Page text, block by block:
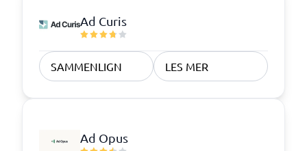
Ad Curis
SAMMENLIGN LES MER
Ad Opus